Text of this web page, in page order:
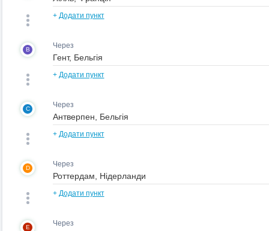
+ Додати пункт
B Через
+ Додати пункт
C Через
+ Додати пункт
D Через
+ Додати пункт
E Через